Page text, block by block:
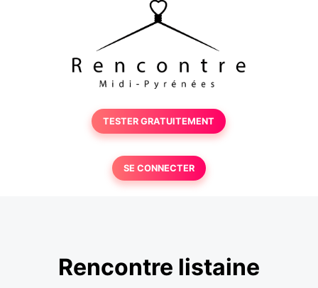
TESTER GRATUITEMENT
SE CONNECTER
Rencontre listaine